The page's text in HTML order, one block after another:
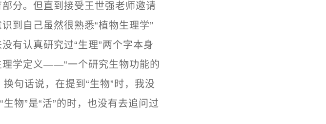
分。但直到接受王世强老师邀请
到自己虽然很熟悉“植物生理学”
有认真研究过“生理”两个字本身
理学定义——“一个研究生物功能的
句话说，在提到“生物”时，我没
物”是“活”的时，也没有去追问过